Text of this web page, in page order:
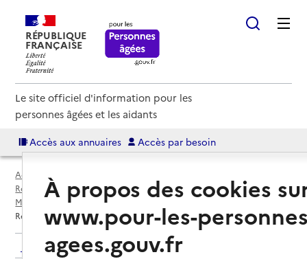
RÉPUBLIQUE
FRANÇAISE
Le site officiel d'information pour les
personnes âgées et les aidants
Accès aux annuaires Accès par besoin
Accueil
Résidences autonomie par département
Métropole de Lyon (69M)
Résidence autonomie Henri Raynaud
Retour aux résultats de l'annuaire
À propos des cookies
www.pour-les-
agees.gouv.fr